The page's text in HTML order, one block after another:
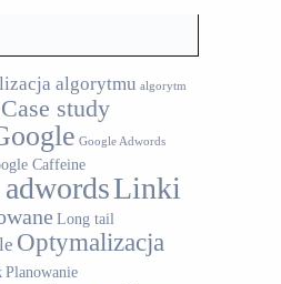
algorytmu algorytm
Case study
Google Adwords
Caffeine
Linki
Long tail
Optymalizacja
Planowanie